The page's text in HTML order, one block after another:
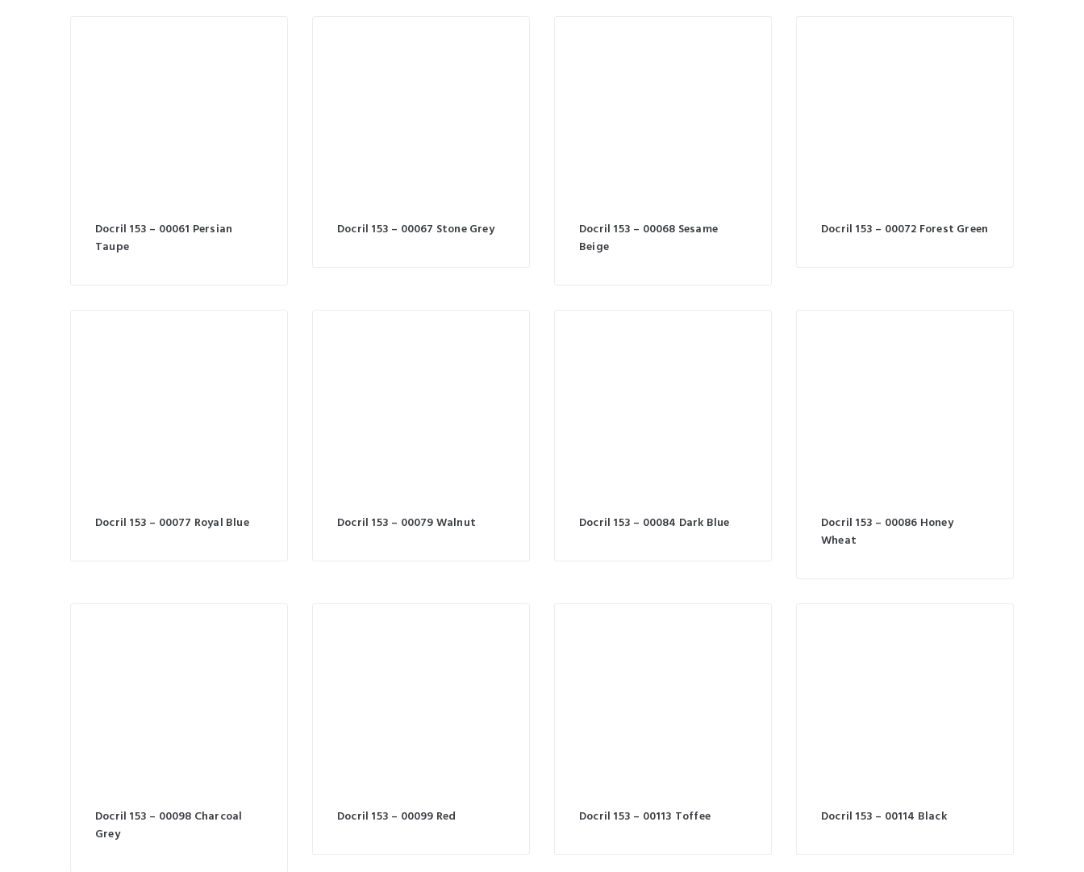
Docril 153 – 00061 Persian
Taupe
Docril 153 – 00067 Stone Grey
Docril 153 – 00068 Sesame
Beige
Docril 153 – 00072 Forest Green
Docril 153 – 00077 Royal Blue Docril 153 – 00079 Walnut Docril 153 – 00084 Dark Blue
Docril 153 – 00086 Honey
Wheat
Docril 153 – 00098 Charcoal
Grey
Docril 153 – 00099 Red Docril 153 – 00113 Toffee Docril 153 – 00114 Black